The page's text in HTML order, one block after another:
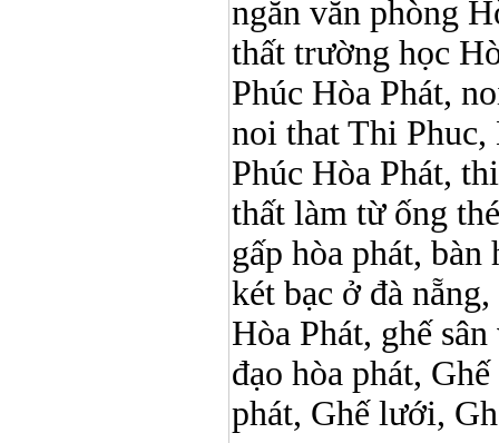
ngăn văn phòng
thất trường học
Phúc Hòa Phát,
noi that Thi
Phúc Hòa Phát,
thất làm từ ống
gấp hòa phát, bàn
két bạc ở đà
Hòa Phát, ghế
đạo hòa phát,
phát, Ghế lưới,